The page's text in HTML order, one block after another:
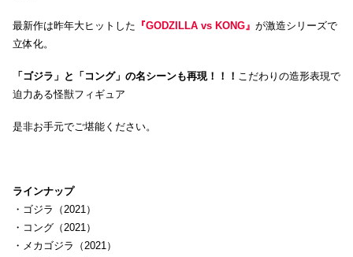
最新作は昨年大ヒットした 『GODZILLA vs KONG』 が激造シリーズで
立体化。
「ゴジラ」と「コング」の名シーンも再現！！！ こだわりの造形表現で
迫力ある怪獣フィギュア
是非お手元でご堪能ください。
ラインナップ
・ゴジラ（2021）
・コング（2021）
・メカゴジラ（2021）